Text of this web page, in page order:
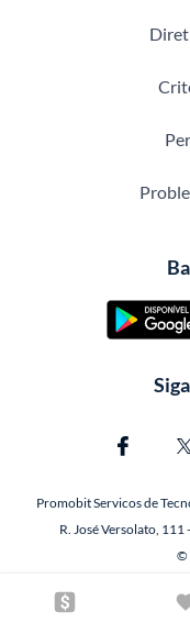
Promobit Servicos de
R. José Versolato, 111
©